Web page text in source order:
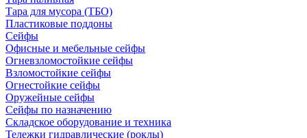
Тара для мусора (ТБО)
Пластиковые поддоны
Сейфы
Офисные и мебельные сейфы
Огневзломостойкие сейфы
Взломостойкие сейфы
Огнестойкие сейфы
Оружейные сейфы
Сейфы по назначению
Складское оборудование и техника
Тележки гидравлические (роклы)